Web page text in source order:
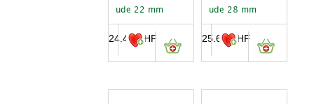
ude 22 mm
24.45CHF
ude 28 mm
25.60CHF